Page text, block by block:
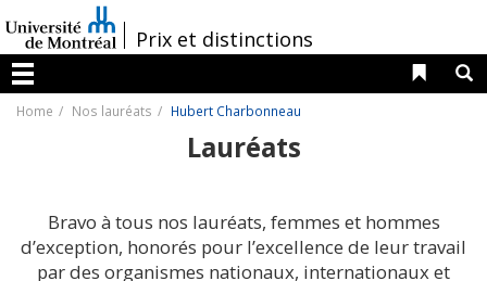
au
contenu
/Prix et distinctions
Menu
Liens
Home Nos lauréats Hubert Charbonneau
Lauréats
Bravo à tous nos lauréats, femmes et hommes
d’exception, honorés pour l’excellence de leur travail
par des organismes nationaux, internationaux et